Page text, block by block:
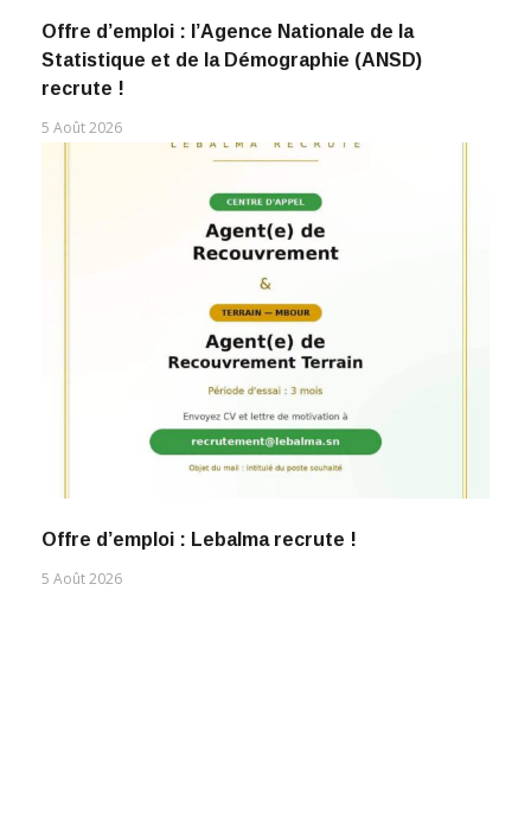
Offre d’emploi : l’Agence Nationale de la
Statistique et de la Démographie (ANSD)
recrute !
5 Août 2026
Offre d’emploi : Lebalma recrute !
5 Août 2026